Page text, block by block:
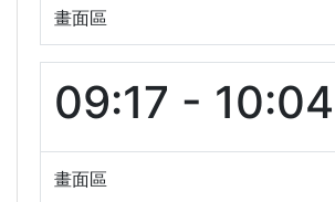
畫面區
09:17 - 10:04
畫面區